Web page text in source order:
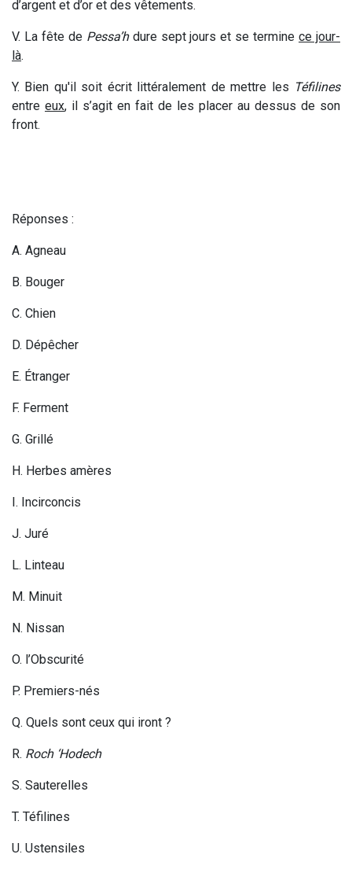
d’argent et d’or et des vêtements.
V. La fête de Pessa’hdure sept jours et se terminece jour-
là.
Y. Bien qu'il soit écrit littéralement de mettre les Téfilines
entre eux, il s’agit en fait de les placer au dessus de son
front.
Réponses :
A. Agneau
B. Bouger
C. Chien
D. Dépêcher
E. Étranger
F. Ferment
G. Grillé
H. Herbes amères
I. Incirconcis
J. Juré
L. Linteau
M. Minuit
N. Nissan
O. l’Obscurité
P. Premiers-nés
Q. Quels sont ceux qui iront ?
R. Roch ‘Hodech
S. Sauterelles
T. Téfilines
U. Ustensiles